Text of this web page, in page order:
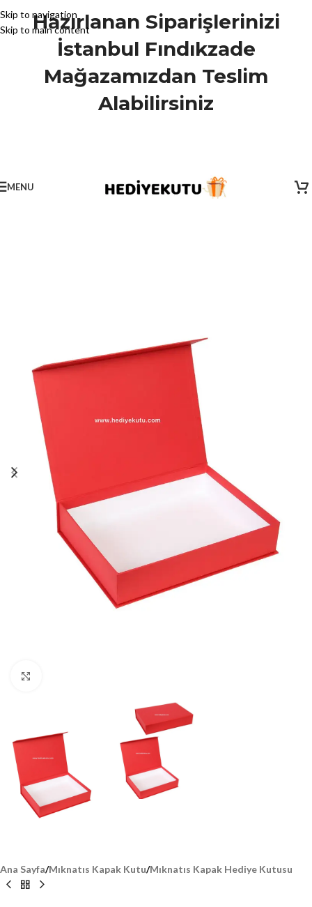
Skip to navigation
Skip to main content
Hazırlanan Siparişlerinizi
İstanbul Fındıkzade
Mağazamızdan Teslim
Alabilirsiniz
MENU
Ana Sayfa/Mıknatıs Kapak Kutu/Mıknatıs Kapak Hediye Kutusu